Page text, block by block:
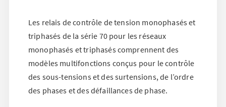
Les relais de contrôle de tension monophasés et
triphasés de la série 70 pour les réseaux
monophasés et triphasés comprennent des
modèles multifonctions conçus pour le contrôle
des sous-tensions et des surtensions, de l’ordre
des phases et des défaillances de phase.